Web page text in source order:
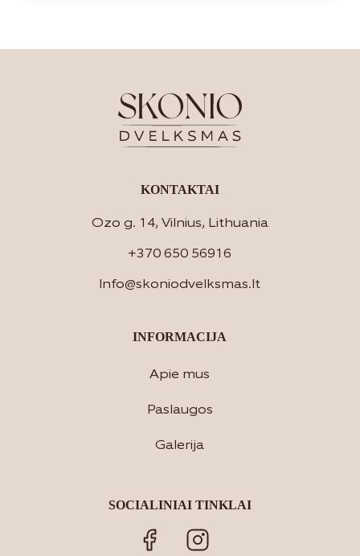
KONTAKTAI
Ozo g. 14, Vilnius, Lithuania
+370 650 56916
Info@skoniodvelksmas.lt
INFORMACIJA
Apie mus
Paslaugos
Galerija
SOCIALINIAI TINKLAI